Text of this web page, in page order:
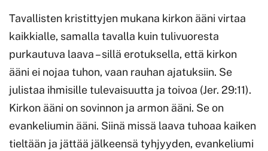
Tavallisten kristittyjen mukana kirkon ääni virtaa
kaikkialle, samalla tavalla kuin tulivuoresta
purkautuva laava – sillä erotuksella, että kirkon
ääni ei nojaa tuhon, vaan rauhan ajatuksiin. Se
julistaa ihmisille tulevaisuutta ja toivoa (Jer. 29:11).
Kirkon ääni on sovinnon ja armon ääni. Se on
evankeliumin ääni. Siinä missä laava tuhoaa kaiken
tieltään ja jättää jälkeensä tyhjyyden, evankeliumi